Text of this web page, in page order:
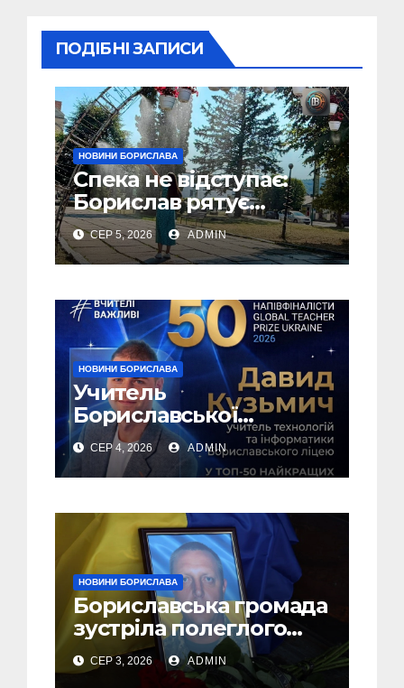
ПОДІБНІ ЗАПИСИ
НОВИНИ БОРИСЛАВА
Спека не відступає:
Борислав рятує
жителів від рекордної
спеки (Фото)
СЕР 5, 2026 ADMIN
НОВИНИ БОРИСЛАВА
Учитель
Бориславської
громади – у ТОП-50
найкращих педагогів
України!
СЕР 4, 2026 ADMIN
НОВИНИ БОРИСЛАВА
Бориславська громада
зустріла полеглого
Захисника Андрія
Шемеляка
СЕР 3, 2026 ADMIN